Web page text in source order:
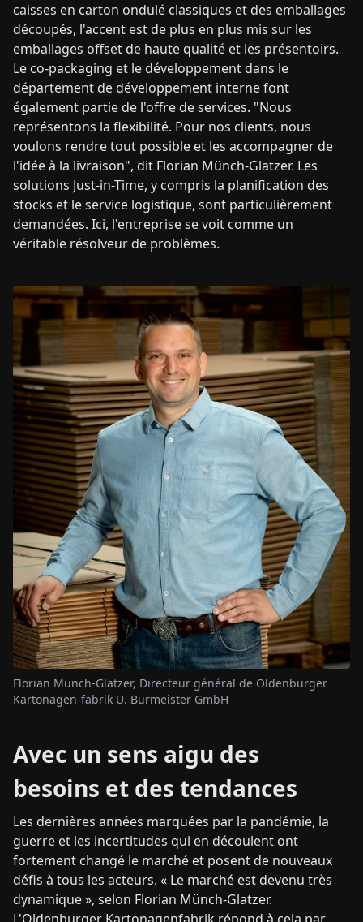
caisses en carton ondulé classiques et des emballages
découpés, l'accent est de plus en plus mis sur les
emballages offset de haute qualité et les présentoirs.
Le co-packaging et le développement dans le
département de développement interne font
également partie de l'offre de services. "Nous
représentons la flexibilité. Pour nos clients, nous
voulons rendre tout possible et les accompagner de
l'idée à la livraison", dit Florian Münch-Glatzer. Les
solutions Just-in-Time, y compris la planification des
stocks et le service logistique, sont particulièrement
demandées. Ici, l'entreprise se voit comme un
véritable résolveur de problèmes.
Florian Münch-Glatzer, Directeur général de Oldenburger
Kartonagen-fabrik U. Burmeister GmbH
Avec un sens aigu des
besoins et des tendances
Les dernières années marquées par la pandémie, la
guerre et les incertitudes qui en découlent ont
fortement changé le marché et posent de nouveaux
défis à tous les acteurs. « Le marché est devenu très
dynamique », selon Florian Münch-Glatzer.